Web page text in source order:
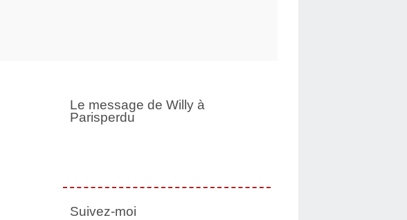
Le message de Willy à
Parisperdu
Suivez-moi